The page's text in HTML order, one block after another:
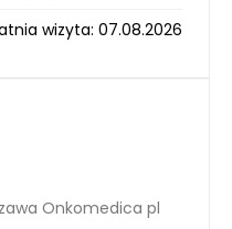
wizyta: 07.08.2026
Onkomedica pl